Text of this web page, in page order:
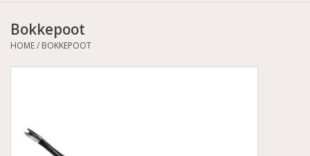
Acrylpoeder
Voorbereiding en finish
NailArt Producten
Bokkepoot
HOME/ BOKKEPOOT